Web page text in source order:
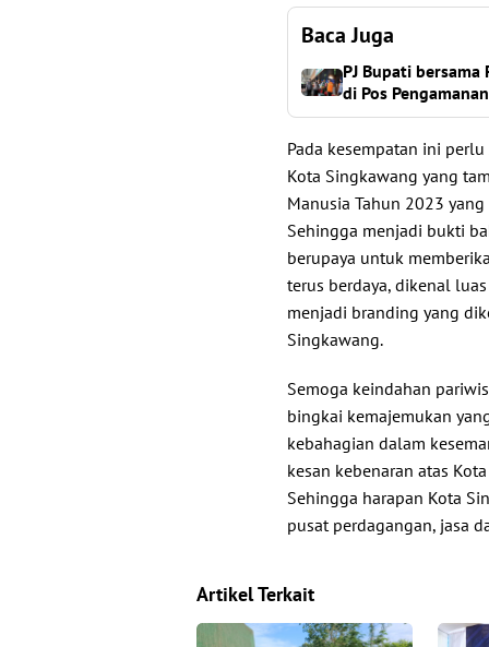
Baca Juga
PJ Bupati
di Pos
Pada kesempatan ini
Kota Singkawang yang
Manusia Tahun 2023
Sehingga menjadi bukti
berupaya untuk
terus berdaya, dikenal
menjadi branding yang
Singkawang.
Semoga keindahan
bingkai kemajemukan
kebahagian dalam
kesan kebenaran atas
Sehingga harapan Kota
pusat perdagangan, jasa
Artikel Terkait